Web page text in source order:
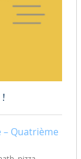
!
– Quatrième